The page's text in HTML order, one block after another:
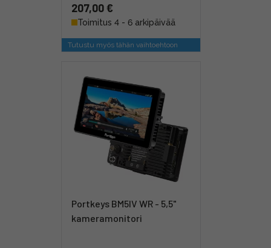
207,00 €
Toimitus 4 - 6 arkipäivää
Tutustu myös tähän vaihtoehtoon
Portkeys BM5IV WR - 5,5"
kameramonitori